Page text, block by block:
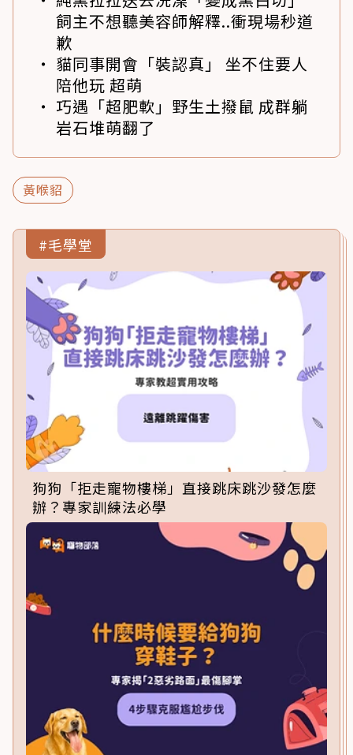
飼主不想聽美容師解釋..衝現場秒道
歉
貓同事開會「裝認真」 坐不住要人
陪他玩 超萌
巧遇「超肥軟」野生土撥鼠 成群躺
岩石堆萌翻了
黃喉貂
#毛學堂
狗狗「拒走寵物樓梯」直接跳床跳沙發怎麼
辦？專家訓練法必學